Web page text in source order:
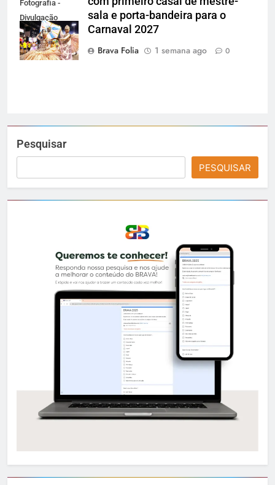
Fotografia -
Divulgação
Gardel
Assessoria
sala e porta-bandeira para o
Carnaval 2027
Brava Folia
1 semana ago 0
Pesquisar
PESQUISAR